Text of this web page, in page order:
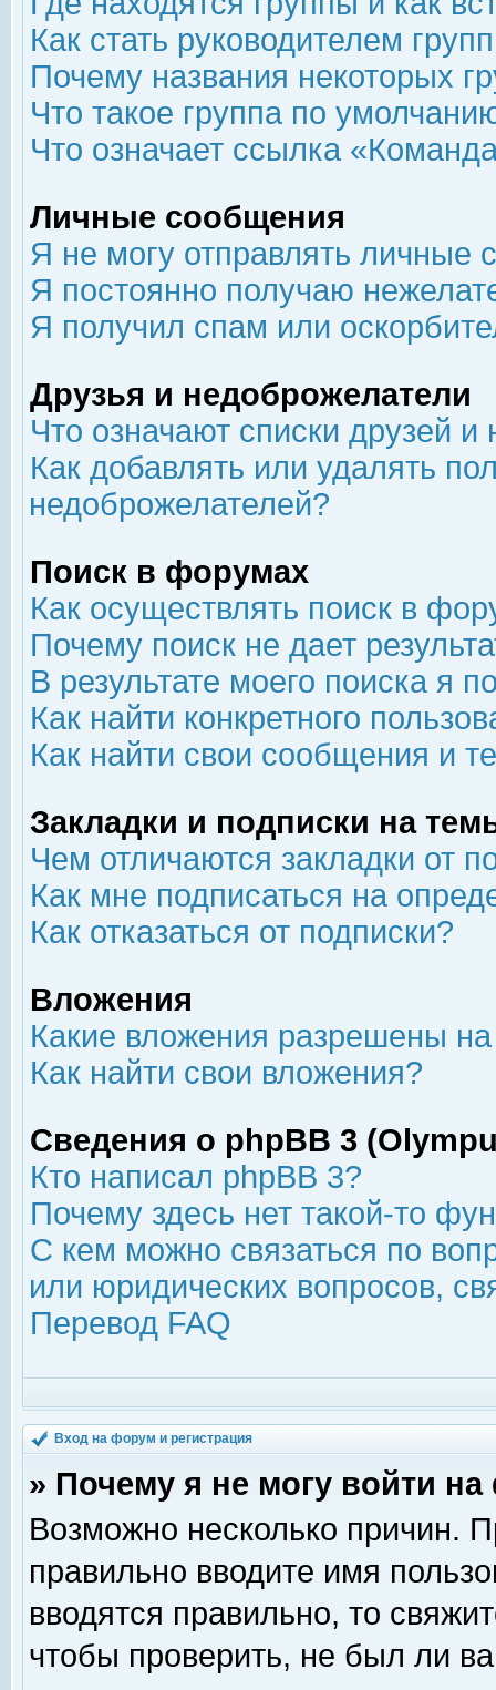
Как стать руководителем
Почему названия некоторых
Что такое группа по
Что означает ссылка
Личные сообщения
Я не могу отправлять личные
Я постоянно получаю
Я получил спам или
Друзья и недоброжелатели
Что означают списки друзей
Как добавлять или удалять
недоброжелателей?
Поиск в форумах
Как осуществлять поиск в
Почему поиск не дает
В результате моего поиска я
Как найти конкретного
Как найти свои сообщения и
Закладки и подписки на
Чем отличаются закладки от
Как мне подписаться на
Как отказаться от подписки?
Вложения
Какие вложения разрешены
Как найти свои вложения?
Сведения о phpBB 3
Кто написал phpBB 3?
Почему здесь нет такой-то
С кем можно связаться по
или юридических вопросов,
Перевод FAQ
Вход на форум и регистрация
» Почему я не могу войти
Возможно несколько причин.
правильно вводите имя
вводятся правильно, то
чтобы проверить, не был ли